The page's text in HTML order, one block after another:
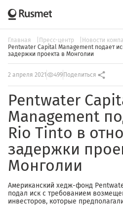
Главная Пресс-центр
Новости
Pentwater Capital Management подает
задержки проекта в Монголии
2 апреля 2021 499 Поделиться
Pentwater
Management
Rio Tinto в
задержки
Монголии
Американский хедж-фонд
подал иск с требованием
инвесторов, которые